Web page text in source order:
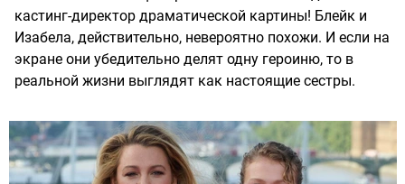
кастинг-директор драматической картины! Блейк и
Изабела, действительно, невероятно похожи. И если на
экране они убедительно делят одну героиню, то в
реальной жизни выглядят как настоящие сестры.